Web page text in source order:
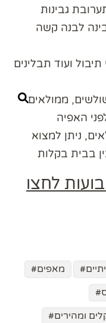
גבינות
לבנה קשה
ועוד תבלינים
ממולאים
האפיה
ניתן למצוא
בבית בקלות
לחצו
מאפים
ומהירים